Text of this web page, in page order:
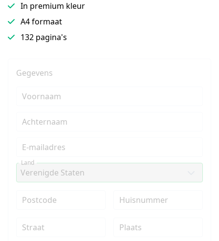
In premium kleur
A4 formaat
132 pagina's
Gegevens
Voornaam
Achternaam
E-mailadres
Land
Postcode Huisnummer
Straat Plaats